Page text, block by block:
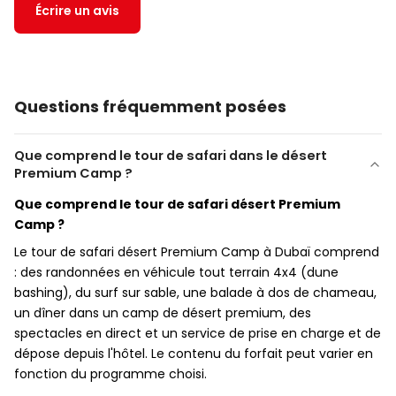
Les horaires du coucher de soleil et des
spectacles peuvent varier selon la saison.
Les tours de Premium Camp sont
l'avance.
Les conditions d'annulation/changement
dépendent de la politique actuelle du
Pour les invités ayant de longs cheveux, prévoyez une
bandeau/chapeau
utile pour la prise de photos.
les activités optionnelles pouvant nécessiter de
l'argent pendant la tournée.
Écrire un avis
Questions fréquemment posées
Que comprend le tour de safari dans le désert
Premium Camp ?
Que comprend le tour de safari désert Premium
Camp ?
Le tour de safari désert Premium Camp à Dubaï comprend
: des randonnées en véhicule tout terrain 4x4 (dune
bashing), du surf sur sable, une balade à dos de chameau,
un dîner dans un camp de désert premium, des
spectacles en direct et un service de prise en charge et de
dépose depuis l'hôtel. Le contenu du forfait peut varier en
fonction du programme choisi.